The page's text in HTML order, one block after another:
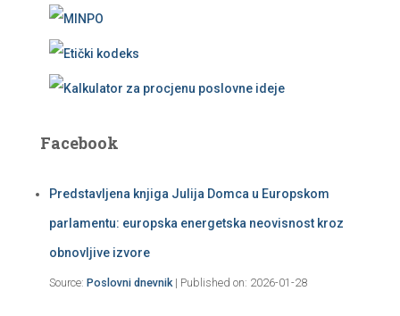
Facebook
Predstavljena knjiga Julija Domca u Europskom
parlamentu: europska energetska neovisnost kroz
obnovljive izvore
Source: Poslovni dnevnik Published on: 2026-01-28